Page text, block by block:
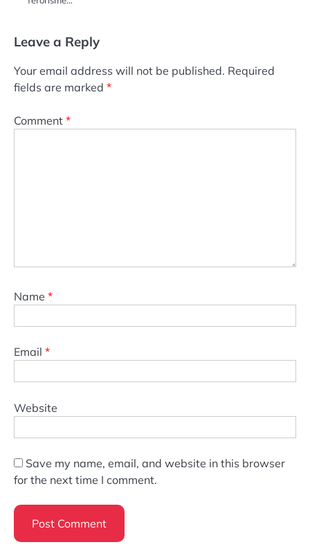
Leave a Reply
Your email address will not be published. Required
fields are marked *
Comment *
Name *
Email *
Website
Save my name, email, and website in this browser
for the next time I comment.